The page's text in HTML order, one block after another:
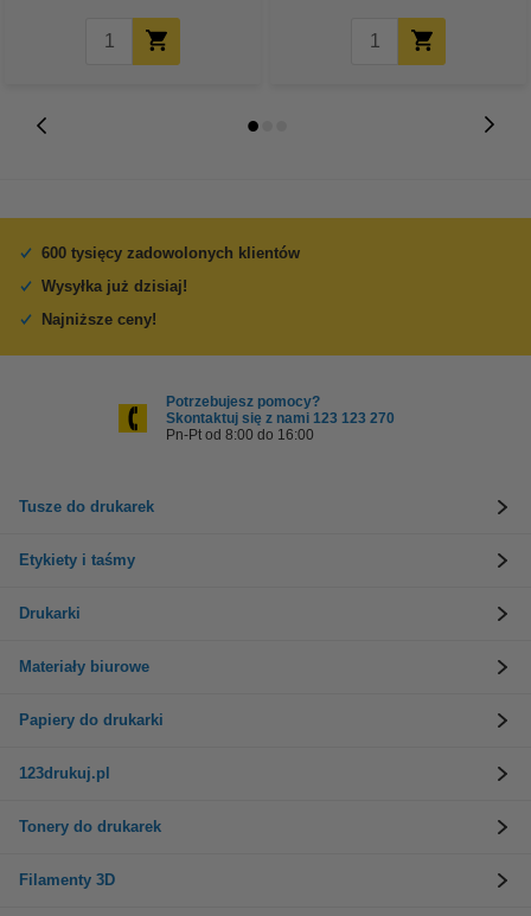
600 tysięcy zadowolonych klientów
Wysyłka już dzisiaj!
Najniższe ceny!
Potrzebujesz pomocy?
Skontaktuj się z nami 123 123 270
Pn-Pt od 8:00 do 16:00
Tusze do drukarek
Etykiety i taśmy
Drukarki
Materiały biurowe
Papiery do drukarki
123drukuj.pl
Tonery do drukarek
Filamenty 3D